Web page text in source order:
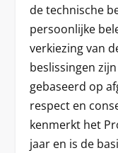
de technische
persoonlijke
verkiezing van
beslissingen
gebaseerd op
respect en
kenmerkt het
jaar en is de